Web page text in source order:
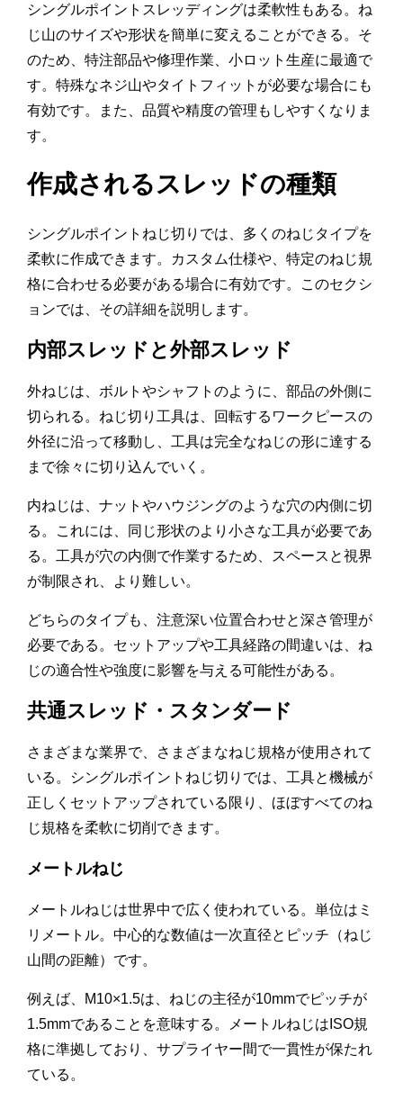
シングルポイントスレッディングは柔軟性もある。ね
じ山のサイズや形状を簡単に変えることができる。そ
のため、特注部品や修理作業、小ロット生産に最適で
す。特殊なネジ山やタイトフィットが必要な場合にも
有効です。また、品質や精度の管理もしやすくなりま
す。
作成されるスレッドの種類
シングルポイントねじ切りでは、多くのねじタイプを
柔軟に作成できます。カスタム仕様や、特定のねじ規
格に合わせる必要がある場合に有効です。このセクシ
ョンでは、その詳細を説明します。
内部スレッドと外部スレッド
外ねじは、ボルトやシャフトのように、部品の外側に
切られる。ねじ切り工具は、回転するワークピースの
外径に沿って移動し、工具は完全なねじの形に達する
まで徐々に切り込んでいく。
内ねじは、ナットやハウジングのような穴の内側に切
る。これには、同じ形状のより小さな工具が必要であ
る。工具が穴の内側で作業するため、スペースと視界
が制限され、より難しい。
どちらのタイプも、注意深い位置合わせと深さ管理が
必要である。セットアップや工具経路の間違いは、ね
じの適合性や強度に影響を与える可能性がある。
共通スレッド・スタンダード
さまざまな業界で、さまざまなねじ規格が使用されて
いる。シングルポイントねじ切りでは、工具と機械が
正しくセットアップされている限り、ほぼすべてのね
じ規格を柔軟に切削できます。
メートルねじ
メートルねじは世界中で広く使われている。単位はミ
リメートル。中心的な数値は一次直径とピッチ（ねじ
山間の距離）です。
例えば、M10×1.5は、ねじの主径が10mmでピッチが
1.5mmであることを意味する。メートルねじはISO規
格に準拠しており、サプライヤー間で一貫性が保たれ
ている。